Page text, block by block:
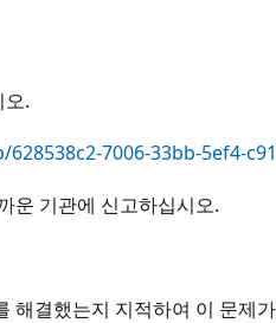
.
7006-33bb-5ef4-
운 기관에 신고하십시오.
해결했는지 지적하여 이 문